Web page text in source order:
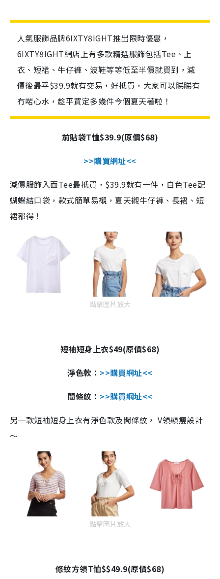
人氣服飾品牌6IXTY8IGHT推出限時優惠，
6IXTY8IGHT網店上有多款精選服飾包括Tee、上
衣、短裙、牛仔褲、波鞋等等低至半價就買到，減
價後最平$39.9就有交易，好抵買，大家可以睇睇有
冇啱心水，趁平買定多幾件今個夏天著啦！
前貼袋T恤$39.9(原價$68)
>>購買網址<<
減價服飾入面Tee最抵買， $39.9就有一件，白色Tee配
蝴蝶結口袋，款式簡單易襯，夏天襯牛仔褲、長裙、短
裙都得！
點擊圖片放大
短袖短身上衣$49(原價$68)
淨色款： >>購買網址<<
間條紋： >>購買網址<<
另一款短袖短身上衣有淨色款及間條紋， V領顯瘦設計
～
點擊圖片放大
修紋方領T恤$$49.9(原價$68)